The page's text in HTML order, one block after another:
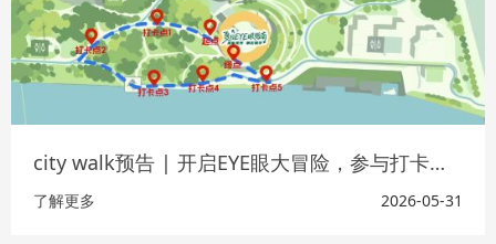
city walk预告 | 开启EYE眼大冒险，参与打卡赢好礼
了解更多 2026-05-31